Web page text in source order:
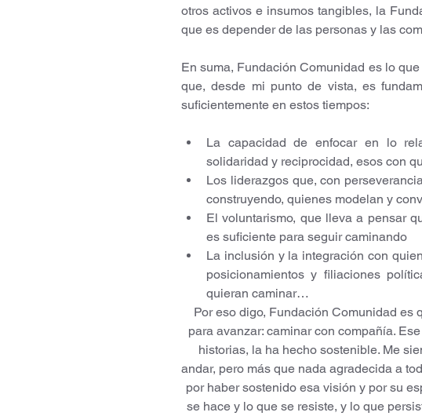
otros activos e insumos tangibles, la
que es depender de las personas y las
En suma, Fundación Comunidad es lo
que, desde mi punto de vista, es
suficientemente en estos tiempos:
La capacidad de enfocar en lo
solidaridad y reciprocidad, esos con
Los liderazgos que, con
construyendo, quienes modelan y
El voluntarismo, que lleva a pensar
es suficiente para seguir caminando
La inclusión y la integración con
posicionamientos y filiaciones
quieran caminar…
Por eso digo, Fundación Comunidad es
para avanzar: caminar con compañía.
historias, la ha hecho sostenible. Me
andar, pero más que nada agradecida a
por haber sostenido esa visión y por su
se hace y lo que se resiste, y lo que